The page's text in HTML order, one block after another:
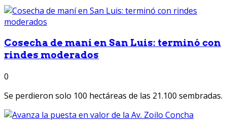
Cosecha de maní en San Luis: terminó con
rindes moderados
0
Se perdieron solo 100 hectáreas de las 21.100 sembradas.